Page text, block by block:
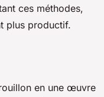
ces méthodes,
plus productif.
en une œuvre